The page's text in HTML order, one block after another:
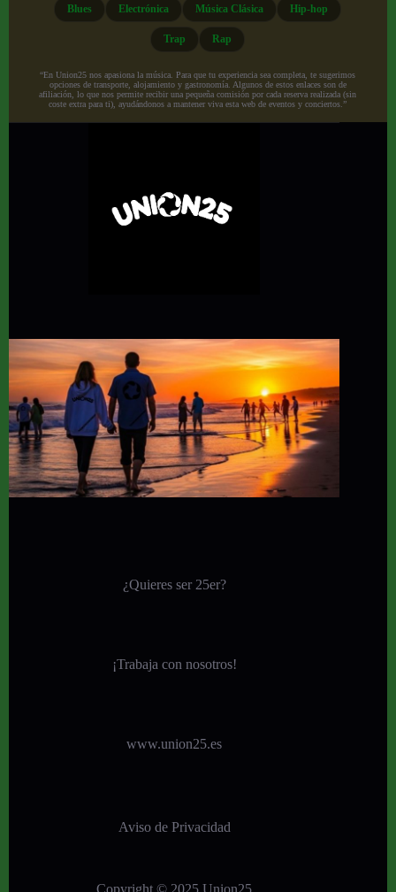
Blues Electrónica Música Clásica Hip-hop
Trap Rap
“En Union25 nos apasiona la música. Para que tu experiencia sea completa, te sugerimos
opciones de transporte, alojamiento y gastronomía. Algunos de estos enlaces son de
afiliación, lo que nos permite recibir una pequeña comisión por cada reserva realizada (sin
coste extra para ti), ayudándonos a mantener viva esta web de eventos y conciertos.”
¿Quieres ser 25er?
¡Trabaja con nosotros!
www.union25.es
Aviso de Privacidad
Copyright © 2025 Union25